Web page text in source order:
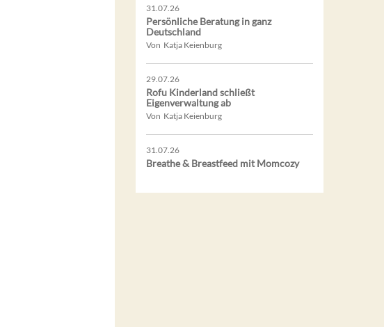
31.07.26
Persönliche Beratung in ganz
Deutschland
Von Katja Keienburg
29.07.26
Rofu Kinderland schließt
Eigenverwaltung ab
Von Katja Keienburg
31.07.26
Breathe & Breastfeed mit Momcozy